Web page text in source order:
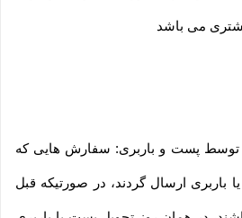
می باشد
پست و باربری: سفارش هایی که
ارسال گردند، در صورتیکه قبل